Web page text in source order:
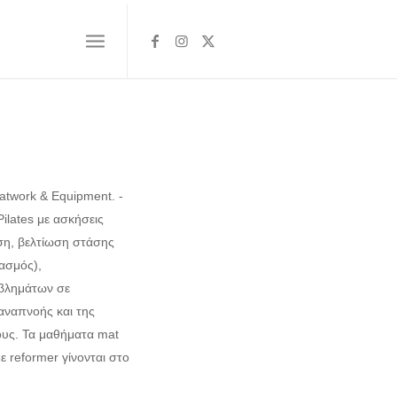
& Equipment. -
με ασκήσεις
βελτίωση στάσης
σε
και της
Τα μαθήματα mat
reformer γίνονται στο